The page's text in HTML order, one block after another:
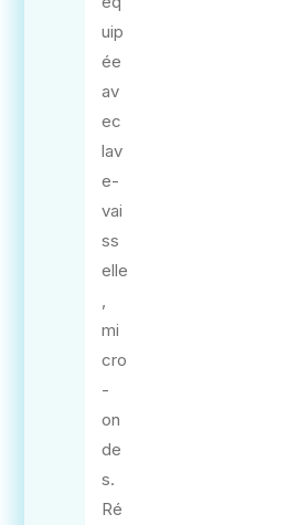
uip
ée
av
ec
lav
e-
vai
ss
elle
,
mi
cro
-
on
de
s.
Ré